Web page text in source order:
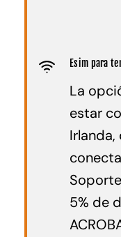
Esim para
La
estar
Irlanda,
5% de